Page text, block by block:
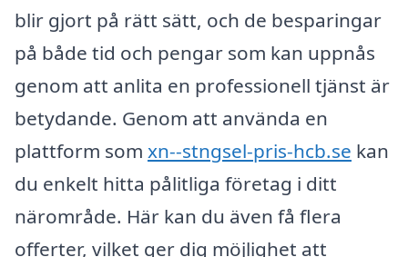
blir gjort på rätt sätt, och de besparingar
på både tid och pengar som kan uppnås
genom att anlita en professionell tjänst är
betydande. Genom att använda en
plattform som xn--stngsel-pris-hcb.se kan
du enkelt hitta pålitliga företag i ditt
närområde. Här kan du även få flera
offerter, vilket ger dig möjlighet att